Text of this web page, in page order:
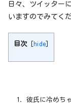
日々、ツイッター
いますのでみて
目次 hide
彼氏に冷めち